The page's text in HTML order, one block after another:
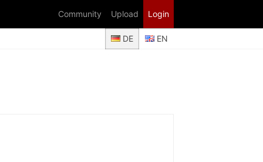
Login
Upload
Community
DE EN